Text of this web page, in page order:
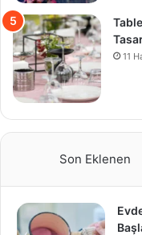
11
Son Eklenen